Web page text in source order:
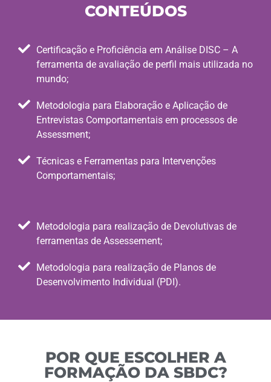
CONTEÚDOS
Certificação e Proficiência em Análise DISC – A
ferramenta de avaliação de perfil mais utilizada no
mundo;
Metodologia para Elaboração e Aplicação de
Entrevistas Comportamentais em processos de
Assessment;
Técnicas e Ferramentas para Intervenções
Comportamentais;
Metodologia para realização de Devolutivas de
ferramentas de Assessement;
Metodologia para realização de Planos de
Desenvolvimento Individual (PDI).
POR QUE ESCOLHER A
FORMAÇÃO DA SBDC?